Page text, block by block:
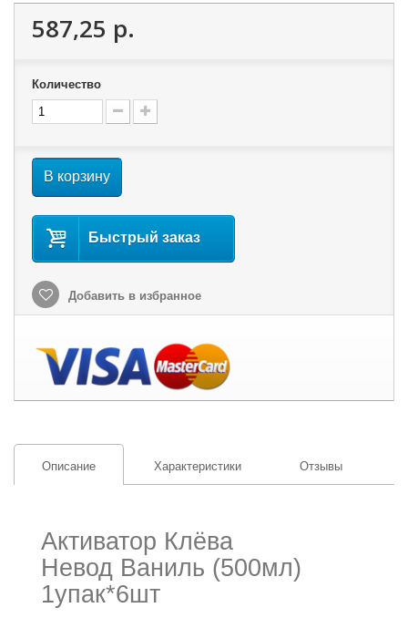
587,25 р.
Количество
В корзину
Быстрый заказ
Добавить в избранное
Описание Характеристики Отзывы
Активатор Клёва
Невод Ваниль (500мл)
1упак*6шт